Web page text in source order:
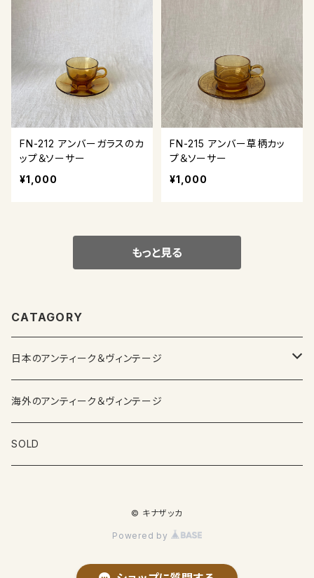
FN-212 アンバーガラスのカ
ップ＆ソーサー
¥1,000
FN-215 アンバー草柄カッ
プ＆ソーサー
¥1,000
もっと見る
CATAGORY
日本のアンティーク＆ヴィンテージ
カップ＆ソーサー
ガラス製品
海外のアンティーク＆ヴィンテージ
SOLD
© キナザッカ
Powered by